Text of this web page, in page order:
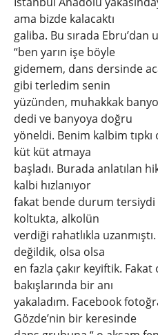
ama bizde kalacaktı
galiba. Bu sırada Ebru’dan
“ben yarın işe böyle
gidemem, dans dersinde
gibi terledim senin
yüzünden, muhakkak
dedi ve banyoya doğru
yöneldi. Benim kalbim
küt küt atmaya
başladı. Burada anlatılan
kalbi hızlanıyor
fakat bende durum tersiydi
koltukta, alkolün
verdiği rahatlıkla
değildik, olsa olsa
en fazla çakır keyiftik. Fakat
bakışlarında bir anı
yakaladım. Facebook
Gözde’nin bir keresinde